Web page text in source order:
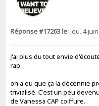
Réponse #17263 le:jeu. 4 juin
J'ai plus du tout envie
rap.
on a eu que ça la décennie
trivialisé. C'est un peu
de Vanessa CAP coiffure.